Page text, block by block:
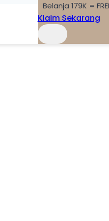
Belanja 179K =
Klaim Sekarang